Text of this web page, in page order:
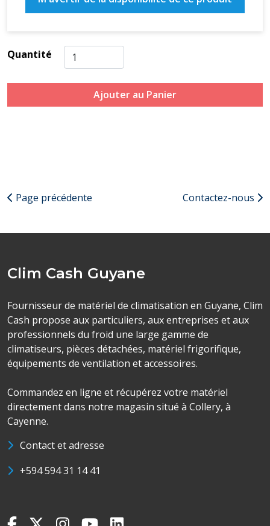
Quantité
Ajouter au Panier
Page précédente Contactez-nous
Clim Cash Guyane
Fournisseur de matériel de climatisation en Guyane, Clim
Cash propose aux particuliers, aux entreprises et aux
professionnels du froid une large gamme de
climatiseurs, pièces détachées, matériel frigorifique,
équipements de ventilation et accessoires.
Commandez en ligne et récupérez votre matériel
directement dans notre magasin situé à Collery, à
Cayenne.
Contact et adresse
+594 594 31 14 41